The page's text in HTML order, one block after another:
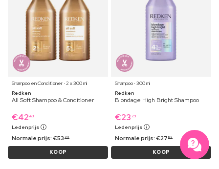
Shampoo en Conditioner ⋅ 2 x 300 ml
Redken
All Soft Shampoo & Conditioner
€42 49
Ledenprijs
Normale prijs:€53 99
KOOP
Shampoo ⋅ 300 ml
Redken
Blondage High Bright Shampoo
€23 29
Ledenprijs
Normale prijs:€27 59
KOOP